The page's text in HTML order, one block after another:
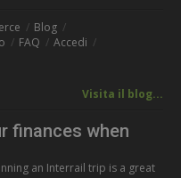
Blog
FAQ
Accedi
Visita il blog...
finances when
an Interrail trip is a great